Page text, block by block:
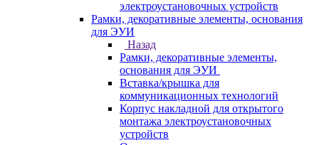
электроустановочных устройств
Рамки, декоративные элементы, основания
для ЭУИ
Назад
Рамки, декоративные элементы,
основания для ЭУИ
Вставка/крышка для
коммуникационных технологий
Корпус накладной для открытого
монтажа электроустановочных
устройств